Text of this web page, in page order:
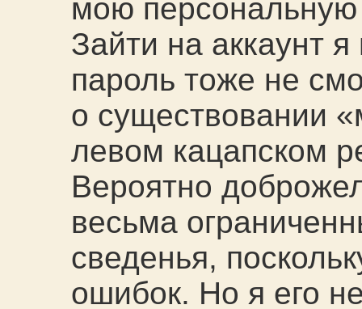
мою персональную
Зайти на аккаунт я
пароль тоже не
о существовании
левом кацапском
Вероятно
весьма
сведенья,
ошибок. Но я его